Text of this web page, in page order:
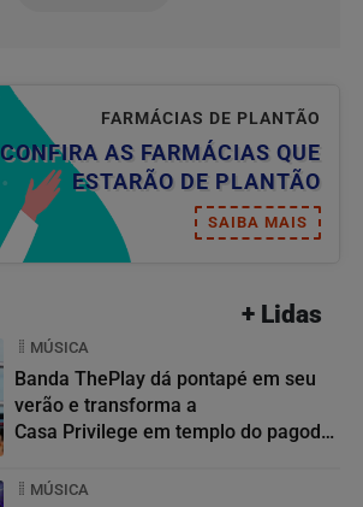
FARMÁCIAS DE PLANTÃO
CONFIRA AS FARMÁCIAS QUE
ESTARÃO DE PLANTÃO
SAIBA MAIS
+ Lidas
MÚSICA
Banda ThePlay dá pontapé em seu
verão e transforma a
Casa Privilege em templo do pagode
MÚSICA